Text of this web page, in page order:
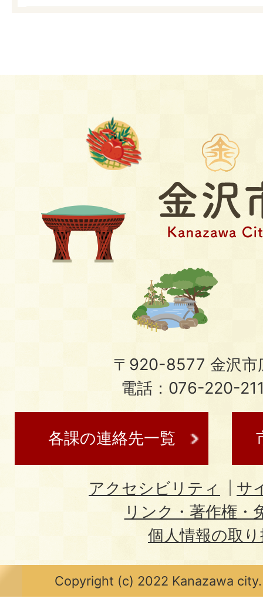
〒920-8577 金沢市
電話：076-220-
各課の連絡先一覧
アクセシビリティ
サ
リンク・著作権・
個人情報の取
Copyright (c) 2022 Kanazawa